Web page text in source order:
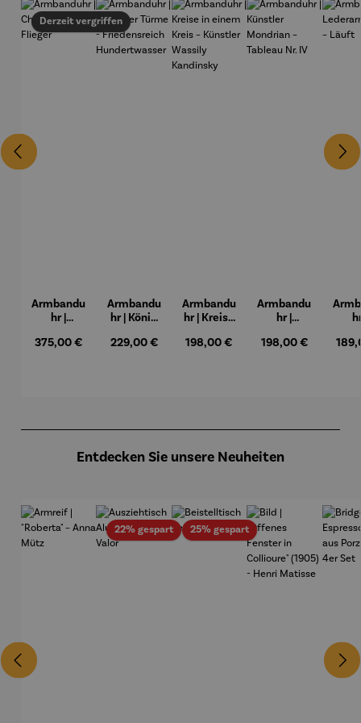
Derzeit vergriffen
Armbandu
hr |
ph –
Regulärer Preis:
375,00 €
Armbandu
hr | König
-
Regulärer Preis:
229,00 €
Armbandu
hr | Kreise
Kreis –
Regulärer Preis:
198,00 €
Armbandu
hr |
Mondrian
Regulärer Preis:
198,00 €
Entdecken Sie unsere Neuheiten
22% gespartRabatt25% gespartRabatt